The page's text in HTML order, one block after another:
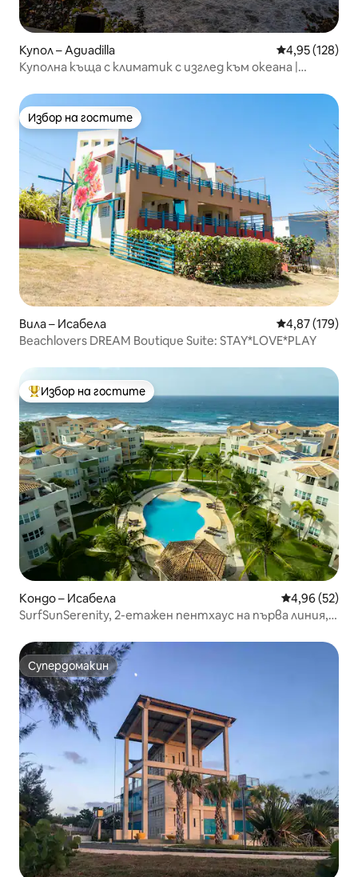
Купол – Aguadilla Средна
4,95 (128)
Куполна къща с климатик с изглед към океана |
Избор на гостите
Избор на гостите
Вила – Исабела Средна
4,87 (179)
Beachlovers DREAM Boutique Suite: STAY*LOVE*PLAY
Най-популярен избор на гостите
Избор на гостите
Кондо – Исабела Средна
4,96 (52)
SurfSunSerenity, 2-етажен пентхаус на първа линия,
Супердомакин
Супердомакин